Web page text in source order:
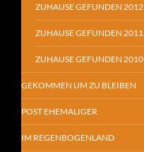
ZUHAUSE GEFUNDEN 2012
ZUHAUSE GEFUNDEN 2011
ZUHAUSE GEFUNDEN 2010
GEKOMMEN UM ZU BLEIBEN
POST EHEMALIGER
IM REGENBOGENLAND